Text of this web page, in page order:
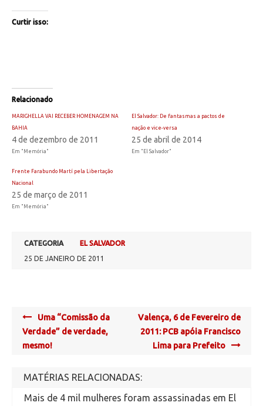
Curtir isso:
Relacionado
MARIGHELLA VAI RECEBER HOMENAGEM NA
BAHIA
4 de dezembro de 2011
Em "Memória"
El Salvador: De fantasmas a pactos de
nação e vice-versa
25 de abril de 2014
Em "El Salvador"
Frente Farabundo Martí pela Libertação
Nacional
25 de março de 2011
Em "Memória"
CATEGORIA
EL SALVADOR
25 DE JANEIRO DE 2011
Post
navigation
Uma “Comissão da
Verdade” de verdade,
mesmo!
Valença, 6 de Fevereiro de
2011: PCB apóia Francisco
Lima para Prefeito
MATÉRIAS RELACIONADAS:
Mais de 4 mil mulheres foram assassinadas em El